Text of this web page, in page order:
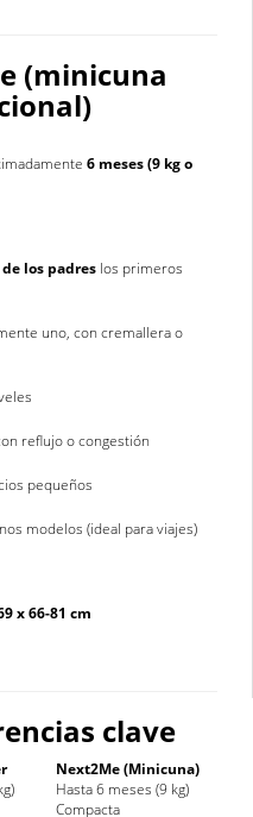
(minicuna
6 meses (9 kg o
los padres los primeros
uno, con cremallera o
reflujo o congestión
pequeños
modelos (ideal para viajes)
x 66-81 cm
clave
Next2Me (Minicuna)
Hasta 6 meses (9 kg)
Compacta